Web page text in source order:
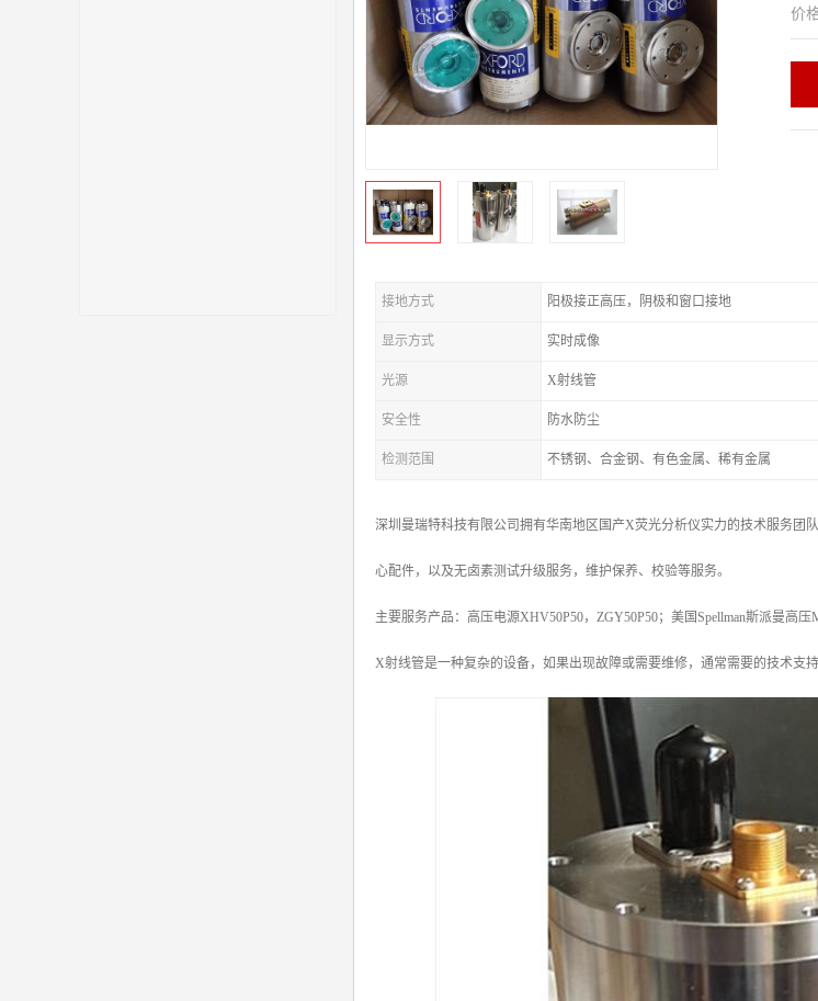
价
接地方式 阳极接正高压，阴极和窗口接地
显示方式 实时成像
光源 X射线管
安全性 防水防尘
检测范围 不锈钢、合金钢、有色金属、稀有金属
深圳曼瑞特科技有限公司拥有华南地区国产X荧光分析仪实力的技术服务团
心配件，以及无卤素测试升级服务，维护保养、校验等服务。
主要服务产品：高压电源XHV50P50，ZGY50P50；美国Spellman斯派曼高
X射线管是一种复杂的设备，如果出现故障或需要维修，通常需要的技术支